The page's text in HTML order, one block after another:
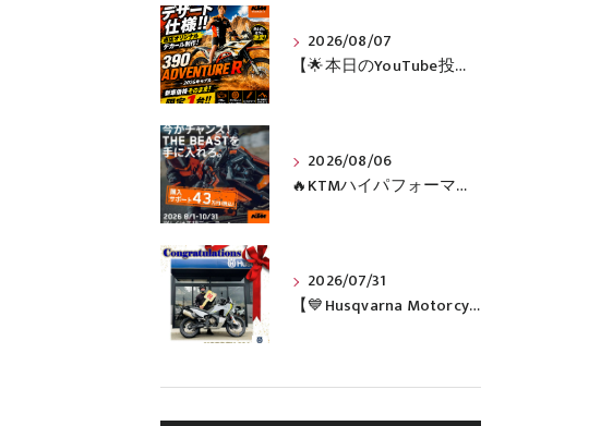
2026/08/07
【🌟本日のYouTube投稿完了🌟】 🔥390 ADVENTURE R × KTM山形 オリジナルデカール仕様誕生🔥
2026/08/06
🔥KTMハイパフォーマンスネイキッドがお得に手に入るチャンス🔥
2026/07/31
【💙Husqvarna Motorcycles / NORDEN 901💙】 ご納車おめでとうございます🎉✨